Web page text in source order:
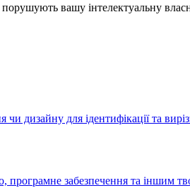
вашу інтелектуальну
дизайну для ідентифікації та
програмне забезпечення та іншим